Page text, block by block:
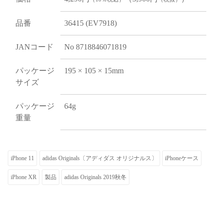
品番 36415 (EV7918)
JANコード No 8718846071819
パッケージ
サイズ
195 × 105 × 15mm
パッケージ
重量
64g
iPhone 11 adidas Originals〔アディダス オリジナルス〕 iPhoneケース
iPhone XR 製品 adidas Originals 2019秋冬